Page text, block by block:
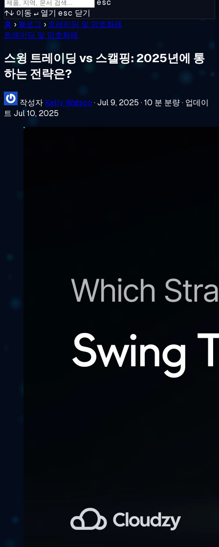
esc
↑↓ 이동 ↵ 열기 esc 닫기
홈 › 블로그 › 트레이딩 및 암호화폐
트레이딩 및 암호화폐
스윙 트레이딩 vs 스캘핑: 2025년에 통
하는 전략은?
작성자 Kelly Watson ·Jul 9, 2025 ·10 분 분량· 업데이
트 Jul 10, 2025